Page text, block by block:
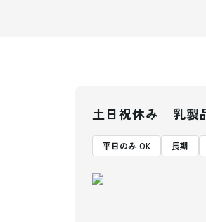
土日祝休み 乳製
平日のみ OK 長期